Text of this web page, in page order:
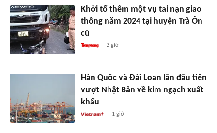
Khởi tố thêm một vụ tai nạn giao
thông năm 2024 tại huyện Trà Ôn
cũ
2 giờ
Hàn Quốc và Đài Loan lần đầu tiên
vượt Nhật Bản về kim ngạch xuất
khẩu
1 giờ